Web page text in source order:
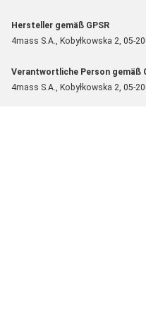
Hersteller gemäß GPSR
4mass S.A., Kobyłkowska 2, 05-
Verantwortliche Person gemäß
4mass S.A., Kobyłkowska 2, 05-